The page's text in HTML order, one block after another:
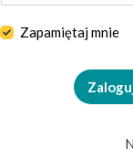
Zapamiętaj mnie